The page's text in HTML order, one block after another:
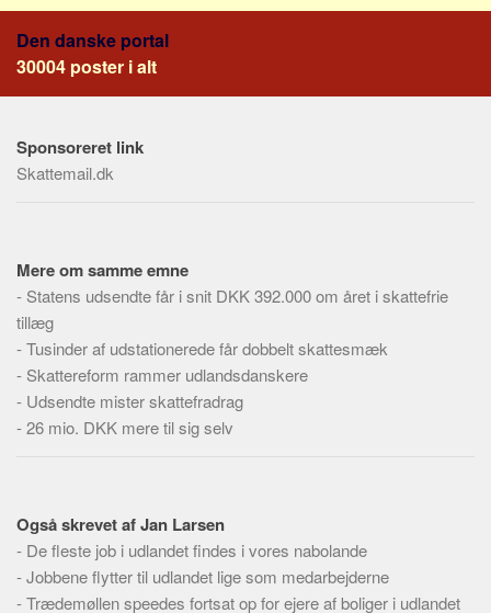
Transport
Alle
Økonomi
Statistik
Praktisk
Alle
Meta
Dokumenttyper
Personer
Steder
Kilder
Den danske portal
30004 poster i alt
Sponsoreret link
Skattemail.dk
Mere om samme emne
- Statens udsendte får i snit DKK 392.000 om året i skattefrie
tillæg
-Tusinder af udstationerede får dobbelt skattesmæk
- Skattereform rammer udlandsdanskere
- Udsendte mister skattefradrag
-26 mio. DKK mere til sig selv
Også skrevet af Jan Larsen
- De fleste job i udlandet findes i vores nabolande
-Jobbene flytter til udlandet lige som medarbejderne
-Trædemøllen speedes fortsat op for ejere af boliger i udlandet